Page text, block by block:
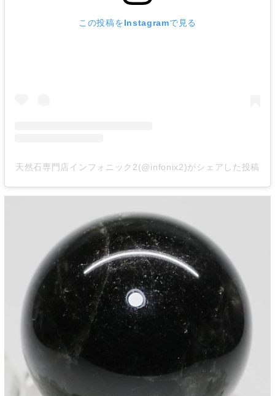
この投稿をInstagramで見る
天然石専門店インフォニック2(@infonix2)がシェアした投稿